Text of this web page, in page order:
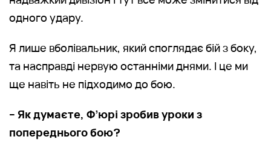
одного удару.
Я лише вболівальник, який споглядає бій з боку,
та насправді нервую останніми днями. І це ми
ще навіть не підходимо до бою.
– Як думаєте, Ф’юрі зробив уроки з
попереднього бою?